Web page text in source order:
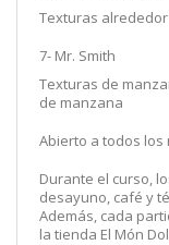
Texturas
7- Mr. Smith
Texturas de
de manzana
Abierto a todos los
Durante el curso,
desayuno, café y
Además, cada
la tienda El Món